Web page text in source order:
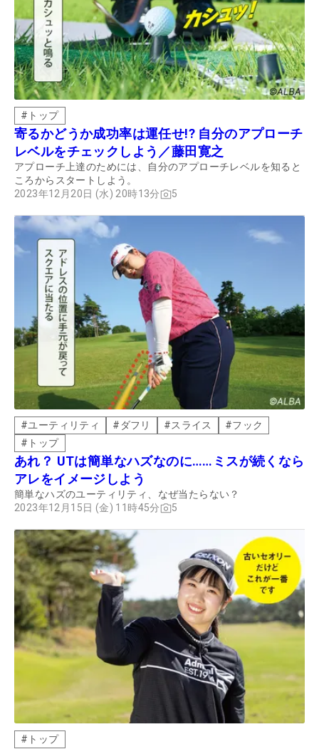
# トップ
寄るかどうか成功率は運任せ!? 自分のアプローチ
レベルをチェックしよう／藤田寛之
アプローチ上達のためには、自分のアプローチレベルを知ると
ころからスタートしよう。
2023年12月20日 (水) 20時13分
5
#ユーティリティ # ダフリ #スライス #フック
# トップ
あれ？ UTは簡単なハズなのに……ミスが続くなら
アレをイメージしよう
簡単なハズのユーティリティ、なぜ当たらない？
2023年12月15日 (金) 11時45分
5
# トップ